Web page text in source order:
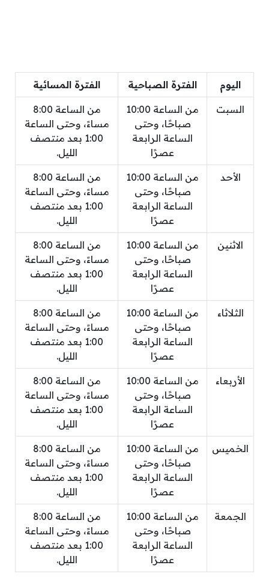
اليوم الفترة الصباحية الفترة المسائية
السبت
من الساعة 10:00
صباحًا، وحتى
الساعة الرابعة
عصرًا
من الساعة 8:00
مساءً، وحتى الساعة
1:00 بعد منتصف
الليل.
الأحد
من الساعة 10:00
صباحًا، وحتى
الساعة الرابعة
عصرًا
من الساعة 8:00
مساءً، وحتى الساعة
1:00 بعد منتصف
الليل.
الاثنين
من الساعة 10:00
صباحًا، وحتى
الساعة الرابعة
عصرًا
من الساعة 8:00
مساءً، وحتى الساعة
1:00 بعد منتصف
الليل.
الثلاثاء
من الساعة 10:00
صباحًا، وحتى
الساعة الرابعة
عصرًا
من الساعة 8:00
مساءً، وحتى الساعة
1:00 بعد منتصف
الليل.
الأربعاء
من الساعة 10:00
صباحًا، وحتى
الساعة الرابعة
عصرًا
من الساعة 8:00
مساءً، وحتى الساعة
1:00 بعد منتصف
الليل.
الخميس
من الساعة 10:00
صباحًا، وحتى
الساعة الرابعة
عصرًا
من الساعة 8:00
مساءً، وحتى الساعة
1:00 بعد منتصف
الليل.
الجمعة
من الساعة 10:00
صباحًا، وحتى
الساعة الرابعة
عصرًا
من الساعة 8:00
مساءً، وحتى الساعة
1:00 بعد منتصف
الليل.